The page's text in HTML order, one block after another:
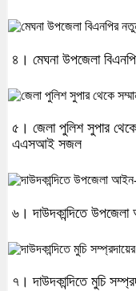
৪। মেঘনা উপজেলা
৫। জেলা পুলিশ সুপার থেকে
এএসআই সজল
৬। দাউদকান্দিতে
৭। দাউদকান্দিতে মুচি